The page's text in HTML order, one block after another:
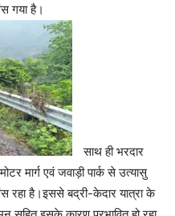
गया है।
साथ ही भरदार
मार्ग एवं जवाड़ी पार्क से उत्यासु
रहा है।इससे बद्री-केदार यात्रा के